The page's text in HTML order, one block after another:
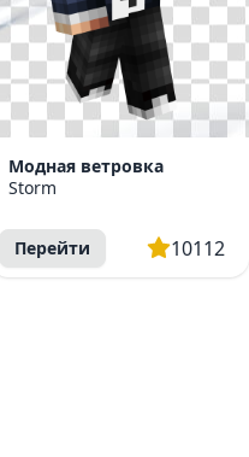
Модная ветровка
Storm
Перейти 10112